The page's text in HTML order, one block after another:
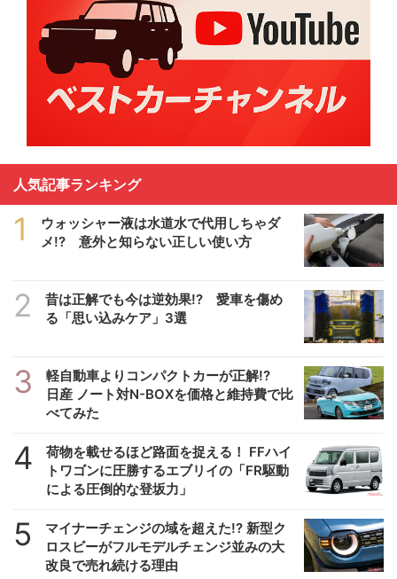
人気記事ランキング
1
ウォッシャー液は水道水で代用しちゃダ
メ!? 意外と知らない正しい使い方
2
昔は正解でも今は逆効果!? 愛車を傷め
る「思い込みケア」3選
3
軽自動車よりコンパクトカーが正解!?
日産 ノート対N-BOXを価格と維持費で比
べてみた
4
荷物を載せるほど路面を捉える！ FFハイ
トワゴンに圧勝するエブリイの「FR駆動
による圧倒的な登坂力」
5
マイナーチェンジの域を超えた!? 新型ク
ロスビーがフルモデルチェンジ並みの大
改良で売れ続ける理由